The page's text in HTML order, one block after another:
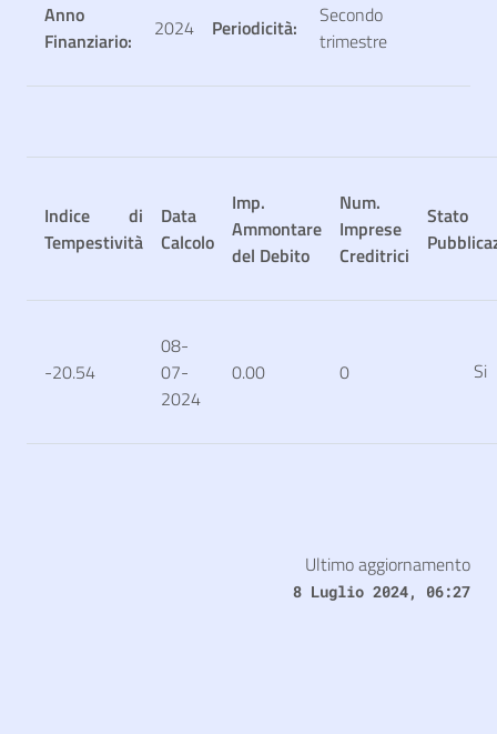
Anno
Finanziario:
2024 Periodicità:
Secondo
trimestre
Indice di
Tempestività
Data
Calcolo
Imp.
Ammontare
del Debito
Num.
Imprese
Creditrici
Stato
-20.54
08-
07-
2024
0.00 0 Si
Ultimo aggiornamento
8 Luglio 2024, 06:27